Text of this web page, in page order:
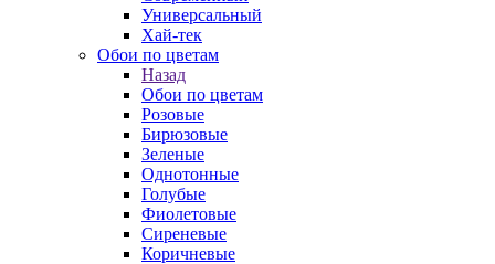
Универсальный
Хай-тек
Обои по цветам
Назад
Обои по цветам
Розовые
Бирюзовые
Зеленые
Однотонные
Голубые
Фиолетовые
Сиреневые
Коричневые